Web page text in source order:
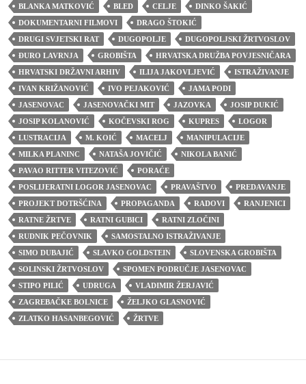
BLANKA MATKOVIĆ BLED CELJE
DINKO ŠAKIĆ
DOKUMENTARNI FILMOVI
DRAGO ŠTOKIĆ
DRUGI SVJETSKI RAT
DUGOPOLJE
DUGOPOLJSKI ŽRTVOSLOV
ĐURO LAVRNJA
GROBIŠTA
HRVATSKA DRUŽBA POVJESNIČARA
HRVATSKI DRŽAVNI ARHIV
ILIJA JAKOVLJEVIĆ
ISTRAŽIVANJE
IVAN KRIŽANOVIĆ
IVO PEJAKOVIĆ
JAMA PODI
JASENOVAC
JASENOVAČKI MIT JAZOVKA
JOSIP DUKIĆ
JOSIP KOLANOVIĆ
KOČEVSKI ROG KUPRES
LOGOR
LUSTRACIJA
M. KOIĆ MACELJ
MANIPULACIJE
MILKA PLANINC
NATAŠA JOVIČIĆ
NIKOLA BANIĆ
PAVAO RITTER VITEZOVIĆ
PORAĆE
POSLIJERATNI LOGOR JASENOVAC
PRAVAŠTVO
PREDAVANJE
PROJEKT DOTRŠĆINA
PROPAGANDA RADOVI
RANJENICI
RATNE ŽRTVE
RATNI GUBICI
RATNI ZLOČINI
RUDNIK PEČOVNIK
SAMOSTALNO ISTRAŽIVANJE
SIMO DUBAJIĆ
SLAVKO GOLDSTEIN
SLOVENSKA GROBIŠTA
SOLINSKI ŽRTVOSLOV
SPOMEN PODRUČJE JASENOVAC
STIPO PILIĆ
UDRUGA
VLADIMIR ŽERJAVIĆ
ZAGREBAČKE BOLNICE
ŽELJKO GLASNOVIĆ
ZLATKO HASANBEGOVIĆ
ŽRTVE